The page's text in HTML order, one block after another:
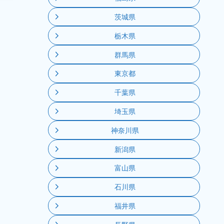
茨城県
栃木県
群馬県
東京都
千葉県
埼玉県
神奈川県
新潟県
富山県
石川県
福井県